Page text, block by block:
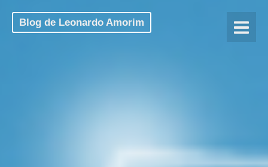
Blog de Leonardo Amorim